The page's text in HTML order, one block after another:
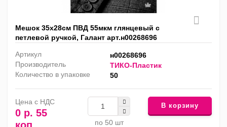
Мешок 35х28см ПВД 55мкм глянцевый с
петлевой ручкой, Галант арт.н00268696
Артикул
н00268696
Производитель
ТИКО-Пластик
Количество в упаковке
50
Цена с НДС
0 р. 55
по 50 шт
В корзину